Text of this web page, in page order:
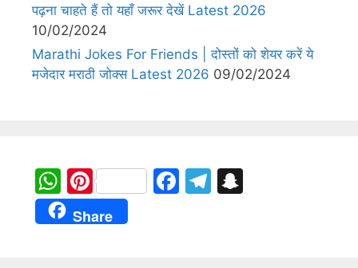
पढ़ना चाहते हैं तो यहाँ जरूर देखें Latest 2026
10/02/2024
Marathi Jokes For Friends | दोस्तों को शेयर करें ये
मजेदार मराठी जोक्स Latest 2026 09/02/2024
W
h
at
Pi
nt
er
F
T
Share